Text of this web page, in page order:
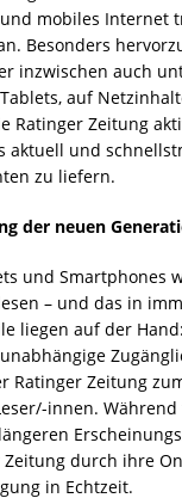
mobiles Internet
Besonders
inzwischen auch
auf
Ratinger Zeitung
aktuell und
zu liefern.
der neuen
und Smartphones
– und das in
liegen auf der
Ratinger Zeitung
innen.
durch ihre
in Echtzeit.